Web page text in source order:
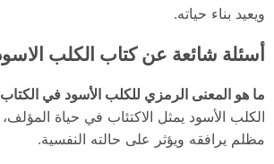
ويعيد بناء حياته.
أسئلة شائعة عن كتاب الكلب
ما هو المعنى الرمزي للكلب الأسود في
الكلب الأسود يمثل الاكتئاب في حياة
مظلم يرافقه ويؤثر على حالته النفسية.